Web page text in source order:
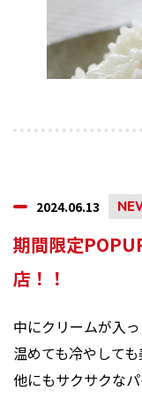
2024.06.13
期間限定
店！！
中にクリームが入
温めても冷やして
他にもサクサクな